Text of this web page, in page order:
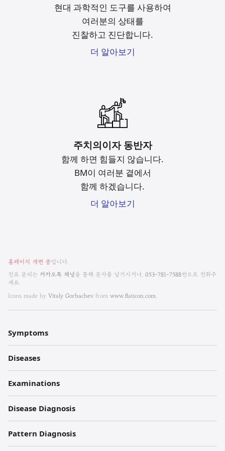
현대 과학적인 도구를 사용하여
여러분의 상태를
진찰하고 진단합니다.
더 알아보기
주치의이자 동반자
함께 하면 힘들지 않습니다.
BM이 여러분 곁에서
함께 하겠습니다.
더 알아보기
비
엠
한
방
내
과
한
의
원
각
주
홈페이지 개편 중입니다.
진료 문의는 카카오톡 채널을 통해 문자를 남기시거나, 053-781-7588번으로 전화주
세요.
Icons made by Vitaly Gorbachev from www.flaticon.com.
Symptoms
Diseases
Examinations
Disease Diagnosis
Pattern Diagnosis